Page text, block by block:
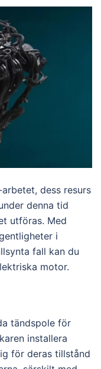
dess resurs
denna tid
utföras. Med
i
fall kan du
motor.
tändspole för
installera
för deras tillstånd